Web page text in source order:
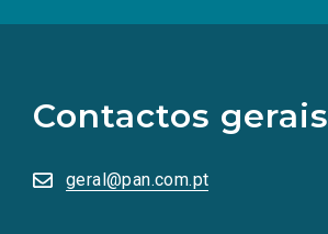
Contactos gerais
geral@pan.com.pt
redes
sociais
numa
nova